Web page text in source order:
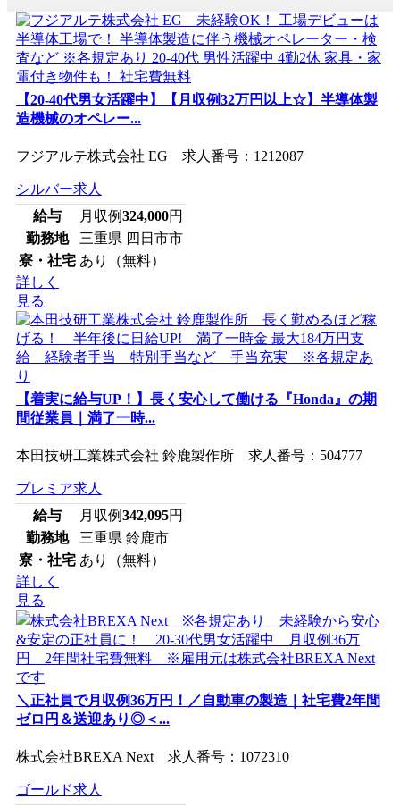
【20-40代男女活躍中】【月収例32万円以上☆】半導体製
造機械のオペレー...
フジアルテ株式会社 EG 求人番号：1212087
シルバー求人
給与
月収例324,000円
勤務地
三重県 四日市市
寮・社宅 あり（無料）
詳しく
見る
【着実に給与UP！】長く安心して働ける『Honda』の期
間従業員｜満了一時...
本田技研工業株式会社 鈴鹿製作所 求人番号：504777
プレミア求人
給与
月収例342,095円
勤務地
三重県 鈴鹿市
寮・社宅 あり（無料）
詳しく
見る
＼正社員で月収例36万円！／自動車の製造｜社宅費2年間
ゼロ円＆送迎あり◎＜...
株式会社BREXA Next 求人番号：1072310
ゴールド求人